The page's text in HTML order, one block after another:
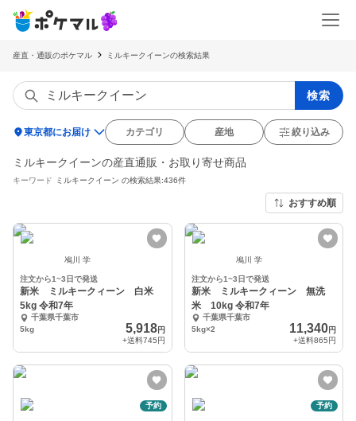
産直・通販のポケマル ミルキークイーンの検索結果
検索
location_on東京都にお届け カテゴリ 産地 絞り込み
ミルキークイーンの産直通販・お取り寄せ商品
キーワード ミルキークイーン の検索結果:436件
おすすめ順
鳰川 学
注文から1~3日で発送
新米 ミルキークィーン 白米
5kg 令和7年
千葉県千葉市
5kg
5,918円
+送料745円
鳰川 学
注文から1~3日で発送
新米 ミルキークィーン 無洗
米 10kg 令和7年
千葉県千葉市
5kg×2
11,340円
+送料865円
予約 予約